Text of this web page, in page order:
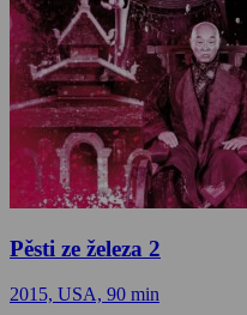
Pěsti ze železa 2
2015, USA, 90 min